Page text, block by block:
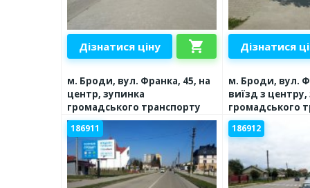
Дізнатися ціну shopping_cart
м. Броди, вул. Франка, 45, на
центр, зупинка
громадського транспорту
Дізнатися
м. Броди, вул.
виїзд з центру,
громадського
186911 186912